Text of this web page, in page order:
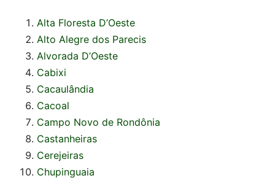
Alta Floresta D’Oeste
Alto Alegre dos Parecis
Alvorada D’Oeste
Cabixi
Cacaulândia
Cacoal
Campo Novo de Rondônia
Castanheiras
Cerejeiras
Chupinguaia